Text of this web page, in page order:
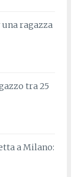
ragazza
tra 25
a Milano: